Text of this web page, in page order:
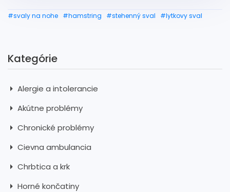
#svaly na nohe #hamstring #stehenný sval #lytkovy sval
Kategórie
Alergie a intolerancie
Akútne problémy
Chronické problémy
Cievna ambulancia
Chrbtica a krk
Horné končatiny